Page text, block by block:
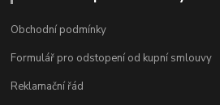
Obchodní podmínky
Formulář pro odstopení od kupní smlouvy
Reklamační řád